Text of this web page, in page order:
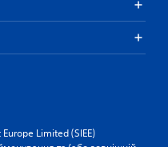
Limited (SIEE)